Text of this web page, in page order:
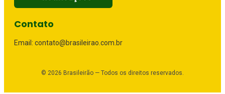
Contato
Email: contato@brasileirao.com.br
© 2026 Brasileirão — Todos os direitos reservados.